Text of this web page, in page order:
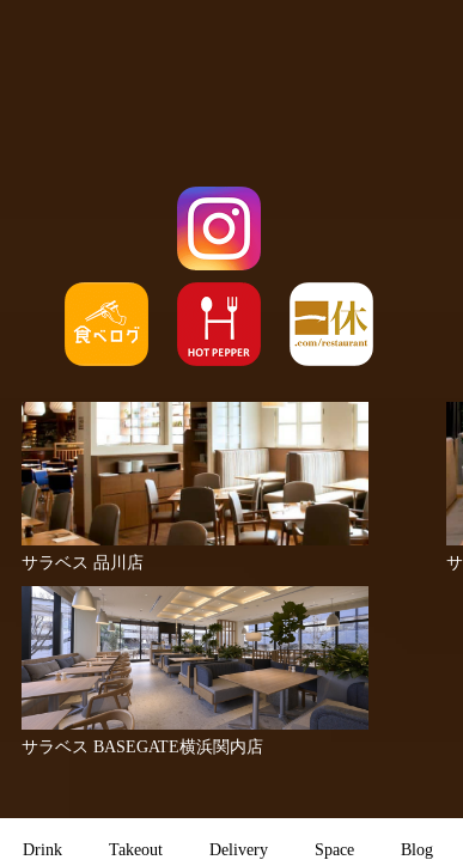
サラベス 品川店
サラベス BASEGATE横浜関内店
Drink Takeout Delivery Space Blog